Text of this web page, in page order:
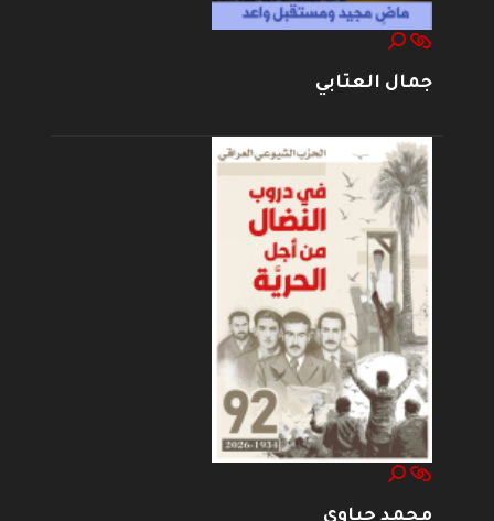
جمال العتابي
محمد حياوي